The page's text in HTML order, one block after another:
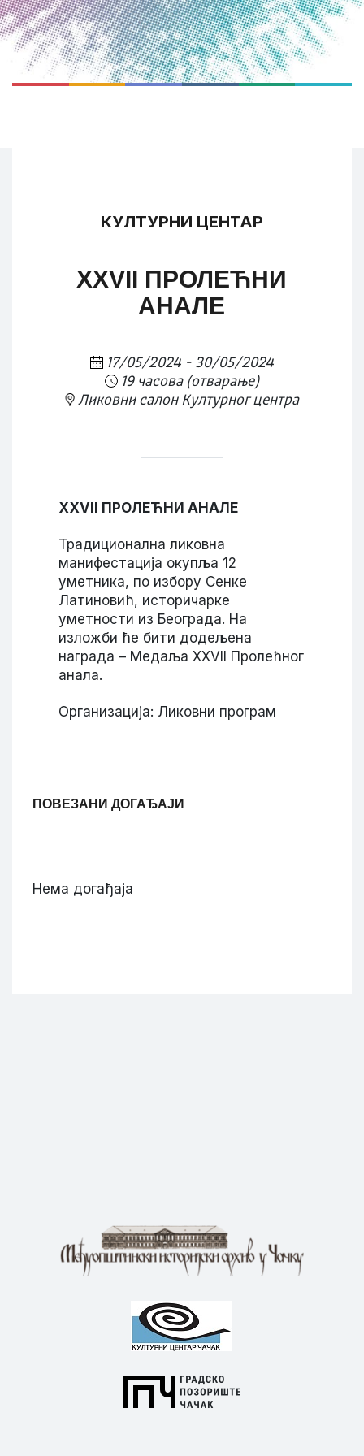
КУЛТУРНИ ЦЕНТАР
XXVII ПРОЛЕЋНИ
АНАЛЕ
17/05/2024 - 30/05/2024
19 часова (отварање)
Ликовни салон Културног центра
XXVII ПРОЛЕЋНИ АНАЛЕ
Традиционална ликовна
манифестација окупља 12
уметника, по избору Сенке
Латиновић, историчарке
уметности из Београда. На
изложби ће бити додељена
награда – Медаља XXVII Пролећног
анала.
Организација: Ликовни програм
ПОВЕЗАНИ ДОГАЂАЈИ
Нема догађаја